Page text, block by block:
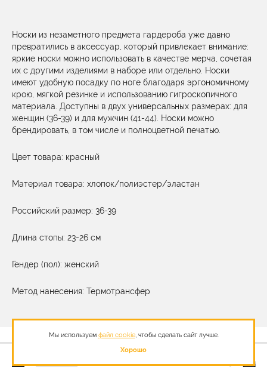
Носки из незаметного предмета гардероба уже давно
превратились в аксессуар, который привлекает внимание:
яркие носки можно использовать в качестве мерча, сочетая
их с другими изделиями в наборе или отдельно. Носки
имеют удобную посадку по ноге благодаря эргономичному
крою, мягкой резинке и использованию гигроскопичного
материала. Доступны в двух универсальных размерах: для
женщин (36-39) и для мужчин (41-44). Носки можно
брендировать, в том числе и полноцветной печатью.
Цвет товара: красный
Материал товара: хлопок/полиэстер/эластан
Российский размер: 36-39
Длина стопы: 23-26 см
Гендер (пол): женский
Метод нанесения: Термотрансфер
Мы используем файл cookie, чтобы сделать сайт лучше.
Хорошо